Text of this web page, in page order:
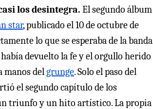
los desintegra. El segundo álbum
star, publicado el 10 de octubre de
lo que se esperaba de la banda
devuelto la fe y el orgullo herido
manos delgrunge. Solo el paso del
el segundo capítulo de los
triunfo y un hito artístico. La propia